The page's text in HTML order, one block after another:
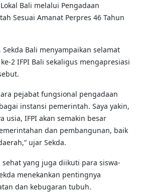
Bali melalui Pengadaan
Sesuai Amanat Perpres 46 Tahun
Bali menyampaikan selamat
2 IFPI Bali sekaligus mengapresiasi
pejabat fungsional pengadaan
instansi pemerintah. Saya yakin,
usia, IFPI akan semakin besar
dan pembangunan, baik
ujar Sekda.
yang juga diikuti para siswa-
menekankan pentingnya
dan kebugaran tubuh.